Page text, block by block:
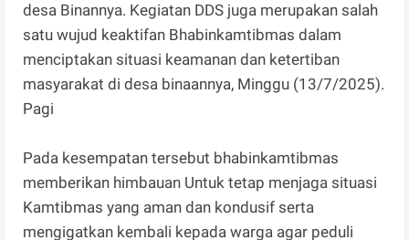
desa Binannya. Kegiatan DDS juga merupakan salah
satu wujud keaktifan Bhabinkamtibmas dalam
menciptakan situasi keamanan dan ketertiban
masyarakat di desa binaannya, Minggu (13/7/2025).
Pagi
Pada kesempatan tersebut bhabinkamtibmas
memberikan himbauan Untuk tetap menjaga situasi
Kamtibmas yang aman dan kondusif serta
mengigatkan kembali kepada warga agar peduli